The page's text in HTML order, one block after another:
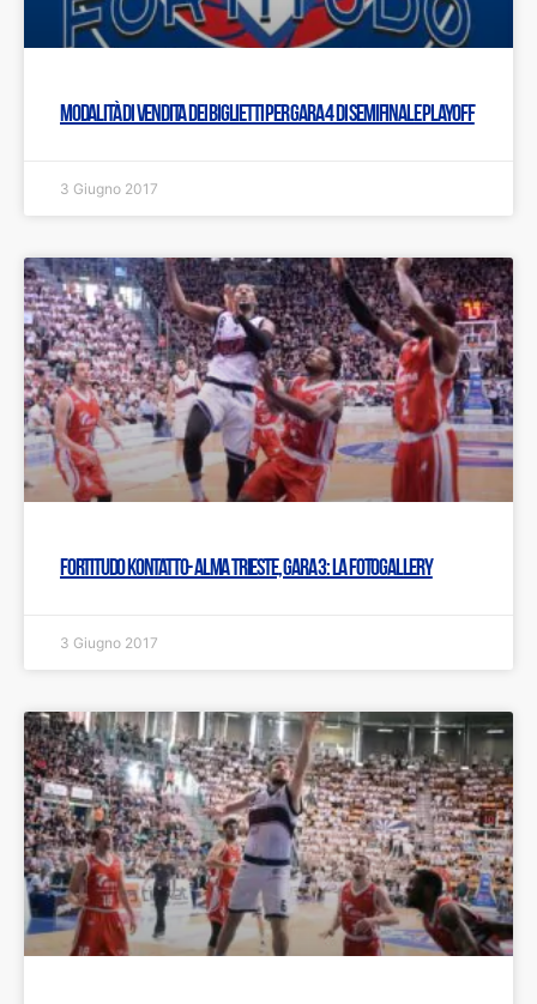
Modalità di vendita dei biglietti per gara 4 di semifinale Playoff
3 Giugno 2017
Fortitudo Kontatto- Alma Trieste, gara 3: LA FOTOGALLERY
3 Giugno 2017